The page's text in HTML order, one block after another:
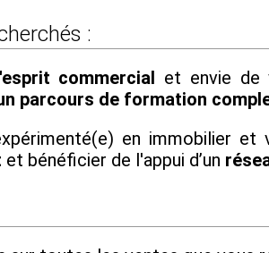
:
commercial et envie de
parcours de formation
en immobilier et
et bénéficier de l'appui d’un